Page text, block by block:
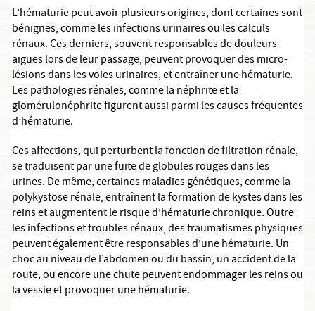
L’hématurie peut avoir plusieurs origines, dont certaines sont
bénignes, comme les infections urinaires ou les calculs
rénaux. Ces derniers, souvent responsables de douleurs
aiguës lors de leur passage, peuvent provoquer des micro-
lésions dans les voies urinaires, et entraîner une hématurie.
Les pathologies rénales, comme la néphrite et la
glomérulonéphrite figurent aussi parmi les causes fréquentes
d’hématurie.
Ces affections, qui perturbent la fonction de filtration rénale,
se traduisent par une fuite de globules rouges dans les
urines. De même, certaines maladies génétiques, comme la
polykystose rénale, entraînent la formation de kystes dans les
reins et augmentent le risque d’hématurie chronique. Outre
les infections et troubles rénaux, des traumatismes physiques
peuvent également être responsables d’une hématurie. Un
choc au niveau de l’abdomen ou du bassin, un accident de la
route, ou encore une chute peuvent endommager les reins ou
la vessie et provoquer une hématurie.